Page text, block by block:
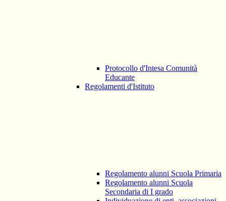
Protocollo d'Intesa Comunità
Educante
Regolamenti d'Istituto
Regolamento alunni Scuola Primaria
Regolamento alunni Scuola
Secondaria di I grado